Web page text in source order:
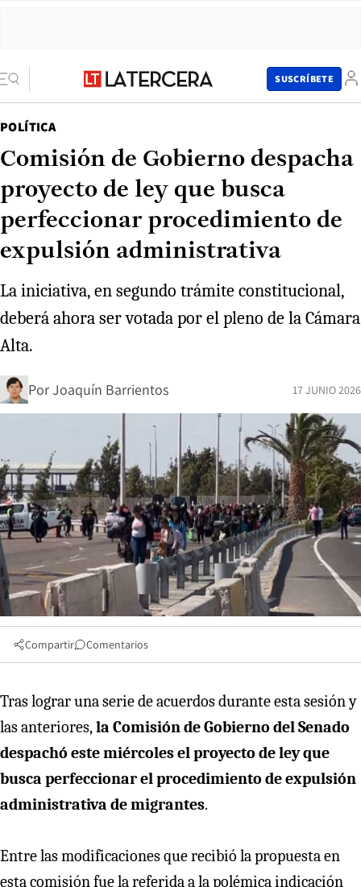
SUSCRÍBETE
POLÍTICA
Comisión de Gobierno despacha
proyecto de ley que busca
perfeccionar procedimiento de
expulsión administrativa
La iniciativa, en segundo trámite constitucional,
deberá ahora ser votada por el pleno de la Cámara
Alta.
PorJoaquín Barrientos 17 JUNIO 2026
Compartir Comentarios
Tras lograr una serie de acuerdos durante esta sesión y
las anteriores,la Comisión de Gobierno del Senado
despachó este miércoles el proyecto de ley que
busca perfeccionar el procedimiento de expulsión
administrativa de migrantes.
Entre las modificaciones que recibió la propuesta en
esta comisión fue la referida a la polémica indicación